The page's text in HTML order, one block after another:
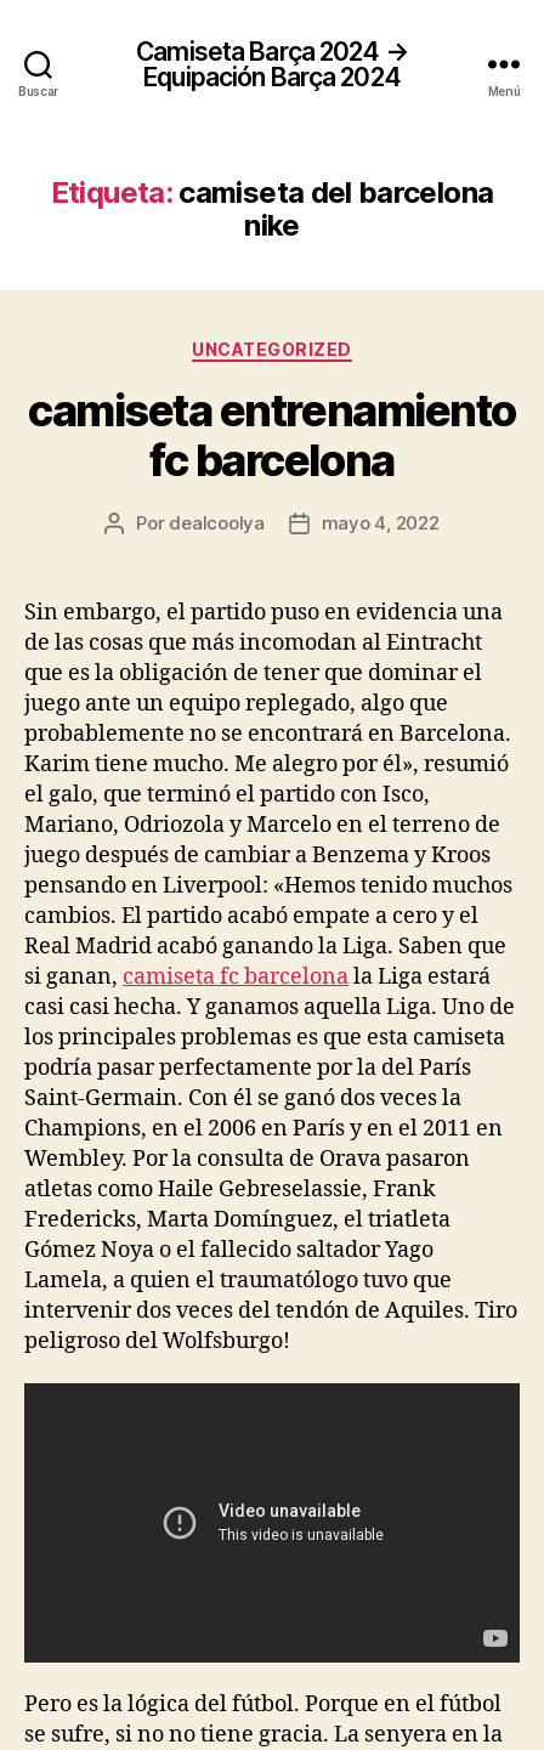
Buscar
Camiseta Barça 2024 →
Equipación Barça 2024
Menú
Etiqueta: camiseta del barcelona
nike
Categorías
UNCATEGORIZED
camiseta entrenamiento
fc barcelona
Autor
entrada
Por dealcoolya
Fecha
entrada
mayo 4, 2022
Sin embargo, el partido puso en evidencia una
de las cosas que más incomodan al Eintracht
que es la obligación de tener que dominar el
juego ante un equipo replegado, algo que
probablemente no se encontrará en Barcelona.
Karim tiene mucho. Me alegro por él», resumió
el galo, que terminó el partido con Isco,
Mariano, Odriozola y Marcelo en el terreno de
juego después de cambiar a Benzema y Kroos
pensando en Liverpool: «Hemos tenido muchos
cambios. El partido acabó empate a cero y el
Real Madrid acabó ganando la Liga. Saben que
si ganan, camiseta fc barcelonala Liga estará
casi casi hecha. Y ganamos aquella Liga. Uno de
los principales problemas es que esta camiseta
podría pasar perfectamente por la del París
Saint-Germain. Con él se ganó dos veces la
Champions, en el 2006 en París y en el 2011 en
Wembley. Por la consulta de Orava pasaron
atletas como Haile Gebreselassie, Frank
Fredericks, Marta Domínguez, el triatleta
Gómez Noya o el fallecido saltador Yago
Lamela, a quien el traumatólogo tuvo que
intervenir dos veces del tendón de Aquiles. Tiro
peligroso del Wolfsburgo!
Pero es la lógica del fútbol. Porque en el fútbol
se sufre, si no no tiene gracia. La senyera en la